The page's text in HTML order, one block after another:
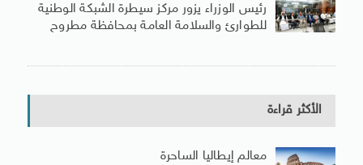
رئيس الوزراء يزور مركز سيطرة الشبكة الوطنية
للطوارئ والسلامة العامة بمحافظة مطروح
الأكثر قراءة
معالم إيطاليا الساحرة